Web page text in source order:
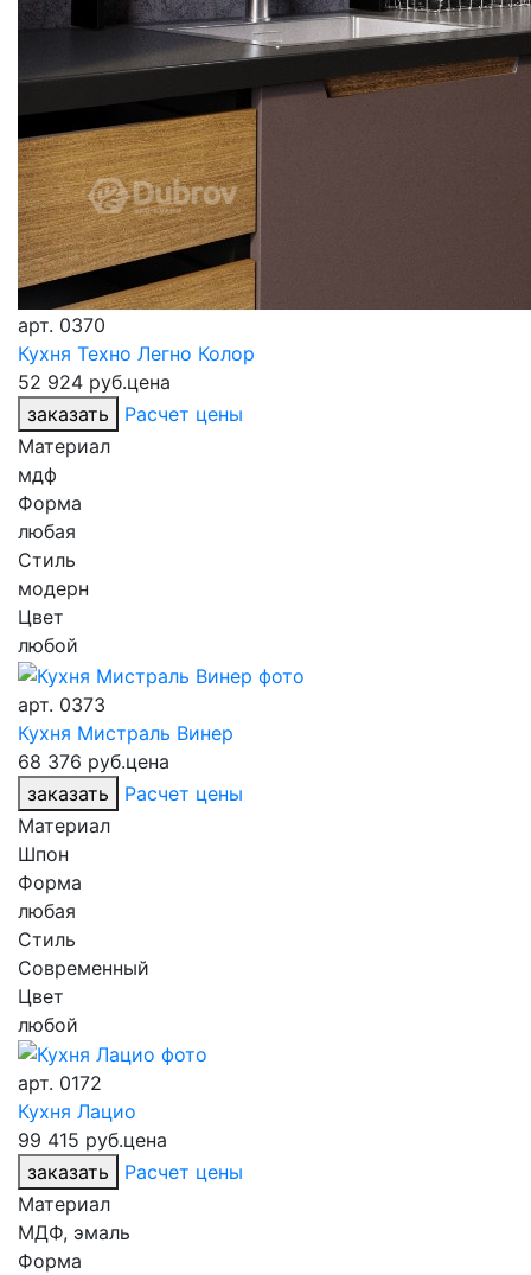
арт. 0370
Кухня Техно Легно Колор
52 924 руб.цена
заказать
Расчет цены
Материал
мдф
Форма
любая
Стиль
модерн
Цвет
любой
арт. 0373
Кухня Мистраль Винер
68 376 руб.цена
заказать
Расчет цены
Материал
Шпон
Форма
любая
Стиль
Современный
Цвет
любой
арт. 0172
Кухня Лацио
99 415 руб.цена
заказать
Расчет цены
Материал
МДФ, эмаль
Форма